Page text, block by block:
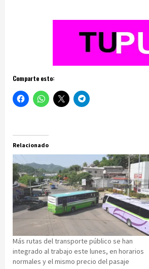
Comparte esto:
Relacionado
Más rutas del transporte público se han
integrado al trabajo este lunes, en horarios
normales y el mismo precio del pasaje